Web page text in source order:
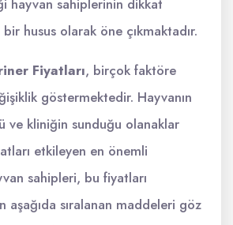
husus olarak öne çıkmaktadır.
Fiyatları, birçok faktöre
göstermektedir. Hayvanın
ve kliniğin sunduğu olanaklar
etkileyen en önemli
sahipleri, bu fiyatları
aşağıda sıralanan maddeleri göz